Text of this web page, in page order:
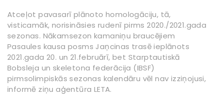
Atceļot pavasarī plānoto homologāciju, tā,
visticamāk, norisināsies rudenī pirms 2020./2021.gada
sezonas. Nākamsezon kamaniņu braucējiem
Pasaules kausa posms Jaņcinas trasē ieplānots
2021.gada 20. un 21.februārī, bet Starptautiskā
Bobsleja un skeletona federācija (IBSF)
pirmsolimpiskās sezonas kalendāru vēl nav izziņojusi,
informē ziņu aģentūra LETA.